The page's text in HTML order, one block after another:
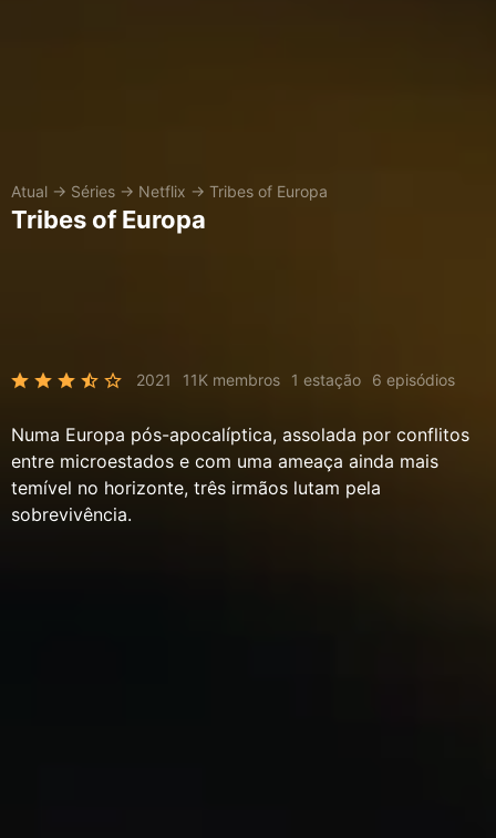
Atual → Séries → Netflix → Tribes of Europa
Tribes of Europa
2021 11K membros 1 estação 6 episódios
Numa Europa pós-apocalíptica, assolada por conflitos
entre microestados e com uma ameaça ainda mais
temível no horizonte, três irmãos lutam pela
sobrevivência.